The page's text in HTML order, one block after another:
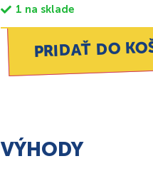
1 na sklade
PRIDAŤ DO
VÝHODY